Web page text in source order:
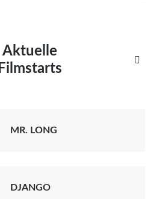
Aktuelle
Filmstarts

MR. LONG
DJANGO